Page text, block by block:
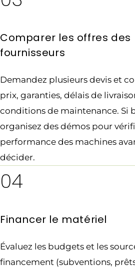
Comparer les offres des
fournisseurs
Demandez plusieurs devis et
prix, garanties, délais de
conditions de maintenance. Si
organisez des démos pour
performance des machines
décider.
04
Financer le matériel
Évaluez les budgets et les
financement (subventions,